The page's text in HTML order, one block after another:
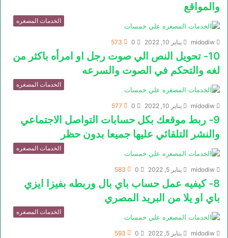
والمواقع
الخدمات المصغره
midodiw يناير 10, 2022 0
573
10- تحويل النص الي صوت رجل او امرأه باكثر من
لغه والتحكم في الصوت والسرعه
الخدمات المصغره
midodiw يناير 10, 2022 0
577
9- ربط موقعك بكل حسابات التواصل الاجتماعي
والنشر التلقائي عليها جميعا بدون حظر
الخدمات المصغره
midodiw يناير 5, 2022 0
583
8- كيفيه عمل حساب باي بال وربطه بفيزا ايزي
باي او يلا من البريد المصري
الخدمات المصغره
midodiw يناير 5, 2022 0
593